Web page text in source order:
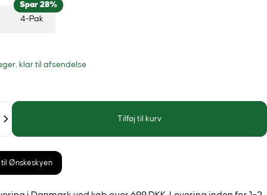
4-Pak
Spar 28%
klar til afsendelse
Tilføj til kurv
Ønskeskyen